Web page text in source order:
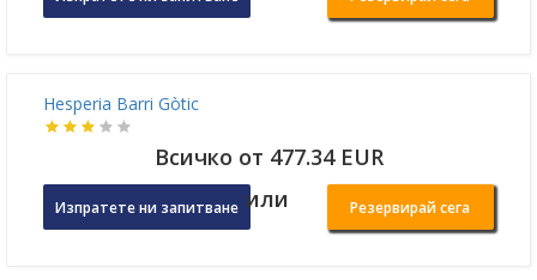
Изпратете ни запитване